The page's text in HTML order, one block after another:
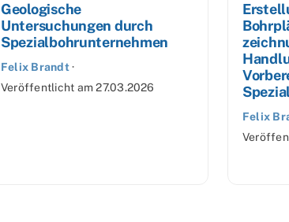
Geologische
Untersuchungen durch
Spezialbohrunternehmen
Felix Brandt·
Veröffentlicht am27.03.2026
Felix